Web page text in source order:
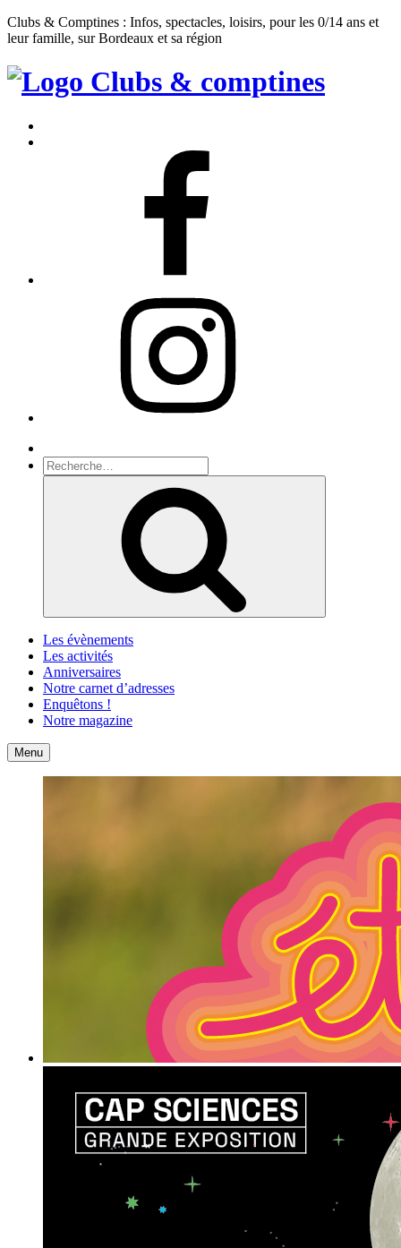
Clubs & Comptines : Infos, spectacles, loisirs, pour les 0/14 ans et
leur famille, sur Bordeaux et sa région
Clubs
Comptines
Recherche
pour
Les évènements
Les activités
Anniversaires
Notre carnet d’adresses
Enquêtons !
Notre magazine
Accueil
Menu Contact